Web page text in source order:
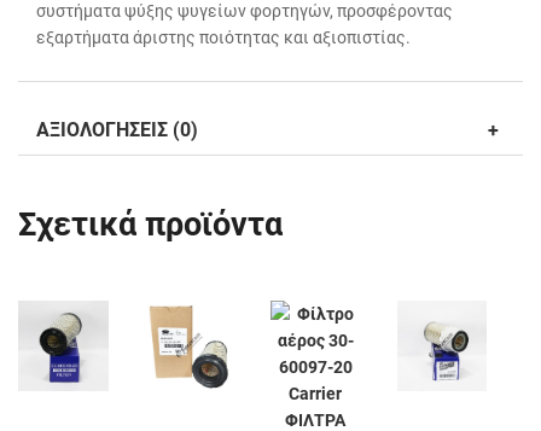
συστήματα ψύξης ψυγείων φορτηγών, προσφέροντας
εξαρτήματα άριστης ποιότητας και αξιοπιστίας.
ΑΞΙΟΛΟΓΗΣΕΙΣ (0)
Σχετικά προϊόντα